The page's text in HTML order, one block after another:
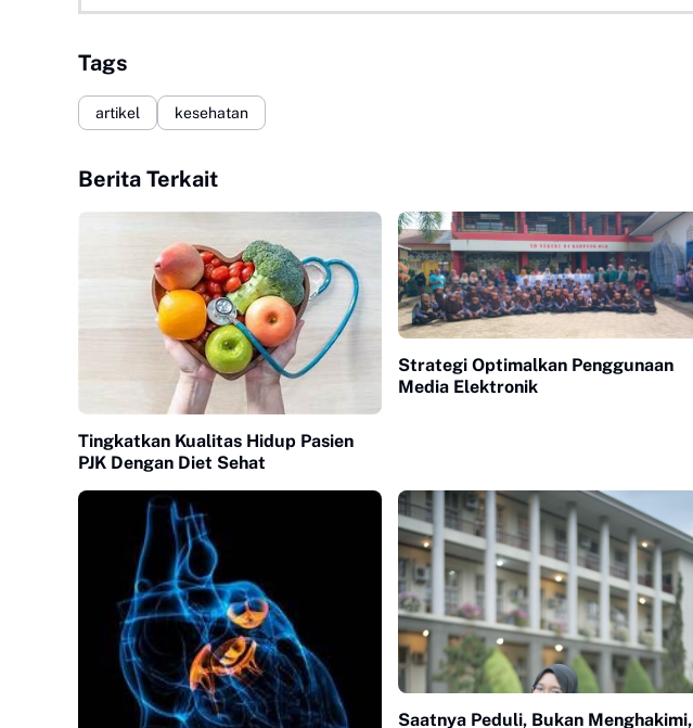
Tags
artikel kesehatan
Berita Terkait
Tingkatkan Kualitas Hidup Pasien
PJK Dengan Diet Sehat
Strategi Optimalkan Penggunaan
Media Elektronik
Saatnya Peduli, Bukan Menghakimi,